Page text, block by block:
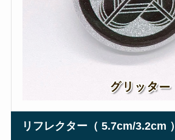
リフレクター（ 5.7cm/3.2cm ）